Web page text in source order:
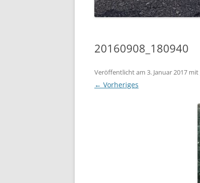
20160908_180940
Veröffentlicht am 3. Januar 2017 mit
← Vorheriges